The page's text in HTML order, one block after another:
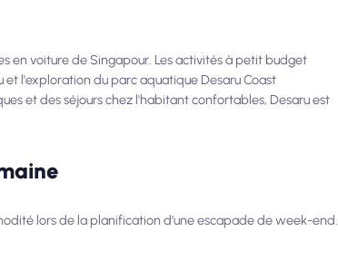
en voiture de Singapour. Les activités à petit budget
l'exploration du parc aquatique Desaru Coast
et des séjours chez l'habitant confortables, Desaru est
lors de la planification d’une escapade de week-end.